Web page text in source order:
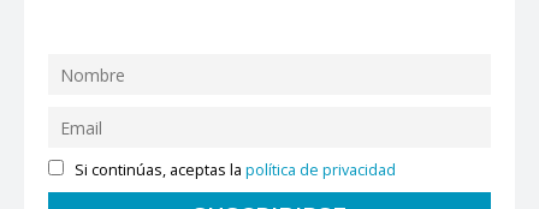
Si continúas, aceptas lapolítica de privacidad